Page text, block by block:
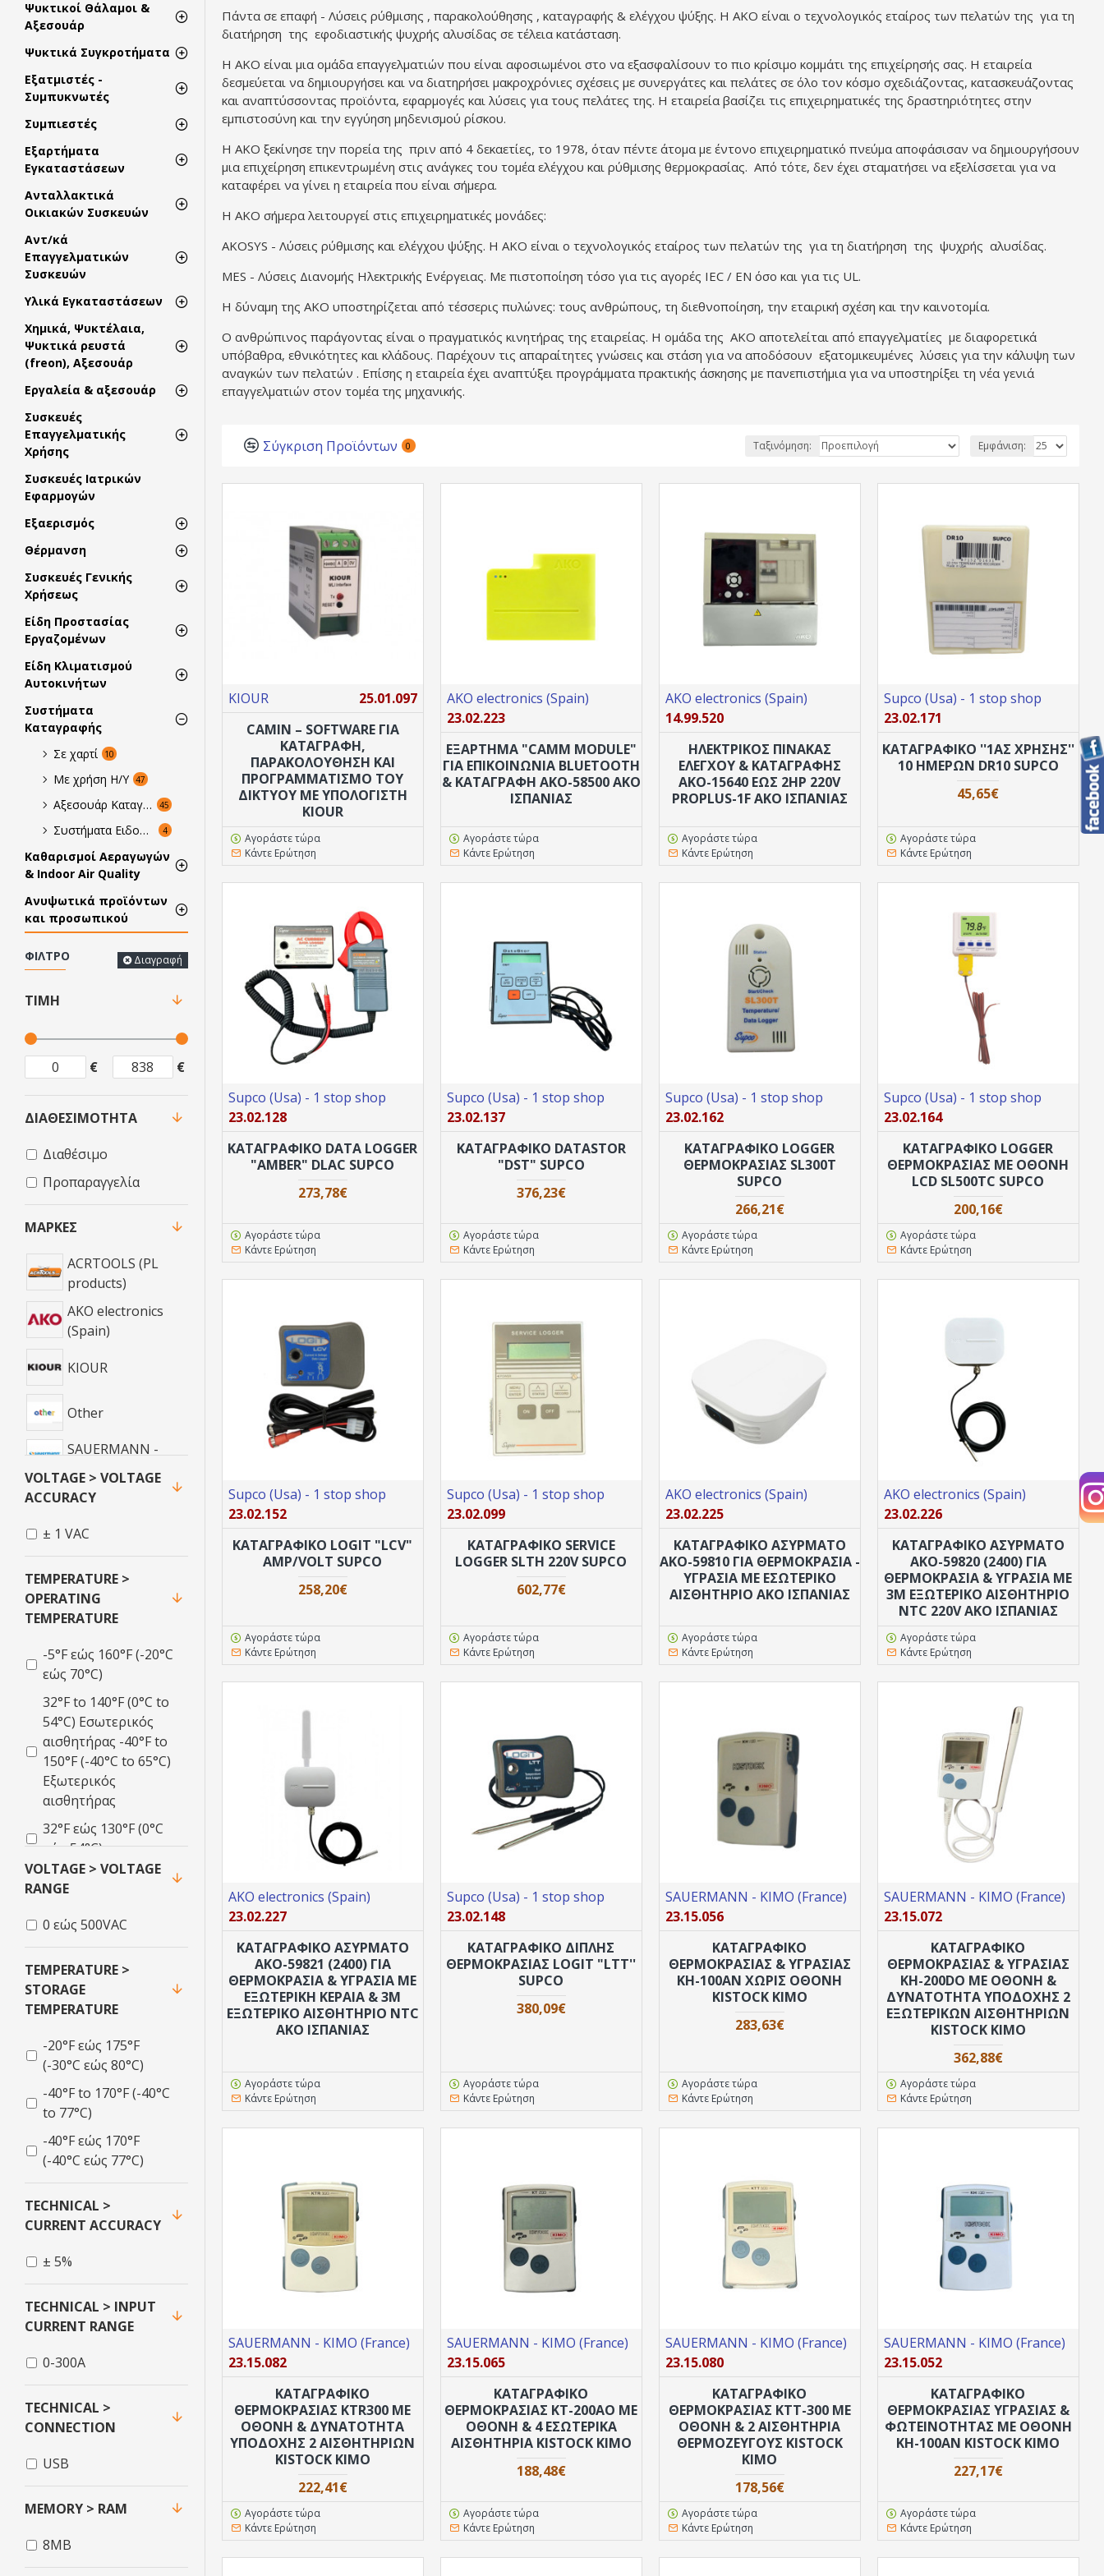
Ψυκτικοί Θάλαμοι &
Αξεσουάρ
Ψυκτικά Συγκροτήματα
Εξατμιστές -
Συμπυκνωτές
Συμπιεστές
Εξαρτήματα
Εγκαταστάσεων
Ανταλλακτικά
Οικιακών Συσκευών
Αντ/κά
Επαγγελματικών
Συσκευών
Υλικά Εγκαταστάσεων
Χημικά, Ψυκτέλαια,
Ψυκτικά ρευστά
(freon), Αξεσουάρ
Εργαλεία & αξεσουάρ
Συσκευές
Επαγγελματικής
Χρήσης
Συσκευές Ιατρικών
Εφαρμογών
Εξαερισμός
Θέρμανση
Συσκευές Γενικής
Χρήσεως
Είδη Προστασίας
Εργαζομένων
Είδη Κλιματισμού
Αυτοκινήτων
Συστήματα
Καταγραφής
Σε χαρτί
10
Με χρήση Η/Υ 47
Αξεσουάρ Καταγραφικών 45
Συστήματα Ειδοποίησης 4
Καθαρισμοί Αεραγωγών
& Indoor Air Quality
Ανυψωτικά προϊόντων
και προσωπικού
ΦΊΛΤΡΟ Διαγραφή
ΤΙΜΉ
€ €
ΜΆΡΚΕΣ
ACRTOOLS (PL
products)
AKO electronics
(Spain)
KIOUR
Other
SAUERMANN -
KIMO (France)
Supco (Usa) - 1
VOLTAGE > VOLTAGE
ACCURACY
± 1 VAC
TEMPERATURE >
OPERATING
TEMPERATURE
-5°F εώς 160°F (-20°C
εώς 70°C)
32°F to 140°F (0°C to
54°C) Εσωτερικός
αισθητήρας -40°F to
150°F (-40°C to 65°C)
Εξωτερικός
αισθητήρας
32°F εώς 130°F (0°C
εώς 54°C)
VOLTAGE > VOLTAGE
RANGE
0 εώς 500VAC
TEMPERATURE >
STORAGE
TEMPERATURE
-20°F εώς 175°F
(-30°C εώς 80°C)
-40°F to 170°F (-40°C
to 77°C)
-40°F εώς 170°F
(-40°C εώς 77°C)
TECHNICAL >
CURRENT ACCURACY
± 5%
TECHNICAL > INPUT
CURRENT RANGE
0-300A
TECHNICAL >
CONNECTION
USB
MEMORY > RAM
8MB
ΔΙΑΘΕΣΙΜΌΤΗΤΑ
Διαθέσιμο
Προπαραγγελία
Πάντα σε επαφή - Λύσεις ρύθμισης , παρακολούθησης , καταγραφής & ελέγχου ψύξης. Η AKO είναι ο τεχνολογικός εταίρος των πελaτών της για τη
διατήρηση της εφοδιαστικής ψυχρής αλυσίδας σε τέλεια κατάσταση.
Η AKO είναι μια ομάδα επαγγελματιών που είναι αφοσιωμένοι στο να εξασφαλίσουν το πιο κρίσιμο κομμάτι της επιχείρησής σας. Η εταιρεία
δεσμεύεται να δημιουργήσει και να διατηρήσει μακροχρόνιες σχέσεις με συνεργάτες και πελάτες σε όλο τον κόσμο σχεδιάζοντας, κατασκευάζοντας
και αναπτύσσοντας προϊόντα, εφαρμογές και λύσεις για τους πελάτες της. Η εταιρεία βασίζει τις επιχειρηματικές της δραστηριότητες στην
εμπιστοσύνη και την εγγύηση μηδενισμού ρίσκου.
Η AKO ξεκίνησε την πορεία της πριν από 4 δεκαετίες, το 1978, όταν πέντε άτομα με έντονο επιχειρηματικό πνεύμα αποφάσισαν να δημιουργήσουν
μια επιχείρηση επικεντρωμένη στις ανάγκες του τομέα ελέγχου και ρύθμισης θερμοκρασίας. Από τότε, δεν έχει σταματήσει να εξελίσσεται για να
καταφέρει να γίνει η εταιρεία που είναι σήμερα.
Η AKO σήμερα λειτουργεί στις επιχειρηματικές μονάδες:
AKOSYS - Λύσεις ρύθμισης και ελέγχου ψύξης. Η AKO είναι ο τεχνολογικός εταίρος των πελaτών της για τη διατήρηση της ψυχρής αλυσίδας.
MES - Λύσεις Διανομής Ηλεκτρικής Ενέργειας. Με πιστοποίηση τόσο για τις αγορές IEC / EN όσο και για τις UL.
Η δύναμη της AKO υποστηρίζεται από τέσσερις πυλώνες: τους ανθρώπους, τη διεθνοποίηση, την εταιρική σχέση και την καινοτομία.
Ο ανθρώπινος παράγοντας είναι ο πραγματικός κινητήρας της εταιρείας. Η ομάδα της AKO αποτελείται από επαγγελματίες με διαφορετικά
υπόβαθρα, εθνικότητες και κλάδους. Παρέχουν τις απαραίτητες γνώσεις και στάση για να αποδόσουν εξατομικευμένες λύσεις για την κάλυψη των
αναγκών των πελατών . Επίσης η εταιρεία έχει αναπτύξει προγράμματα πρακτικής άσκησης με πανεπιστήμια για να υποστηρίξει τη νέα γενιά
επαγγελματιών στον τομέα της μηχανικής.
Σύγκριση Προϊόντων 0 Ταξινόμηση: Εμφάνιση:
KIOUR
25.01.097
CAMIN – SOFTWARE ΓΙΑ
ΚΑΤΑΓΡΑΦΗ,
ΠΑΡΑΚΟΛΟΥΘΗΣΗ ΚΑΙ
ΠΡΟΓΡΑΜΜΑΤΙΣΜΟ ΤΟΥ
ΔΙΚΤΥΟΥ ΜΕ ΥΠΟΛΟΓΙΣΤΗ
KIOUR
Αγοράστε τώρα
Κάντε Ερώτηση
AKO electronics (Spain)
23.02.223
ΕΞΑΡΤΗΜΑ "CAMM MODULE"
ΓΙΑ ΕΠΙΚΟΙΝΩΝΊΑ BLUETOOTH
& ΚΑΤΑΓΡΑΦΉ ΑΚΟ-58500 AKO
ΙΣΠΑΝΊΑΣ
Αγοράστε τώρα
Κάντε Ερώτηση
AKO electronics (Spain)
14.99.520
ΗΛΕΚΤΡΙΚΟΣ ΠΙΝΑΚΑΣ
ΕΛΕΓΧΟΥ & ΚΑΤΑΓΡΑΦΗΣ
ΑΚΟ-15640 ΈΩΣ 2HP 220V
PROPLUS-1F AKO ΙΣΠΑΝΊΑΣ
Αγοράστε τώρα
Κάντε Ερώτηση
Supco (Usa) - 1 stop shop
23.02.171
ΚΑΤΑΓΡΑΦΙΚΟ ''1ΑΣ ΧΡΉΣΗΣ''
10 ΗΜΕΡΏΝ DR10 SUPCO
45,65€
Αγοράστε τώρα
Κάντε Ερώτηση
Supco (Usa) - 1 stop shop
23.02.128
ΚΑΤΑΓΡΑΦΙΚΟ DATA LOGGER
"AMBER" DLAC SUPCO
273,78€
Αγοράστε τώρα
Κάντε Ερώτηση
Supco (Usa) - 1 stop shop
23.02.137
ΚΑΤΑΓΡΑΦΙΚΟ DATASTOR
"DST" SUPCO
376,23€
Αγοράστε τώρα
Κάντε Ερώτηση
Supco (Usa) - 1 stop shop
23.02.162
ΚΑΤΑΓΡΑΦΙΚΟ LOGGER
ΘΕΡΜOΚΡΑΣΙΑΣ SL300T
SUPCO
266,21€
Αγοράστε τώρα
Κάντε Ερώτηση
Supco (Usa) - 1 stop shop
23.02.164
ΚΑΤΑΓΡΑΦΙΚΟ LOGGER
ΘΕΡΜOΚΡΑΣΙΑΣ ΜΕ ΟΘΟΝΗ
LCD SL500TC SUPCO
200,16€
Αγοράστε τώρα
Κάντε Ερώτηση
Supco (Usa) - 1 stop shop
23.02.152
ΚΑΤΑΓΡΑΦΙΚΟ LOGIT "LCV"
AMP/VOLT SUPCO
258,20€
Αγοράστε τώρα
Κάντε Ερώτηση
Supco (Usa) - 1 stop shop
23.02.099
ΚΑΤΑΓΡΑΦΙΚΟ SERVICE
LOGGER SLTH 220V SUPCO
602,77€
Αγοράστε τώρα
Κάντε Ερώτηση
AKO electronics (Spain)
23.02.225
ΚΑΤΑΓΡΑΦΙΚΟ ΑΣΥΡΜΑΤΟ
AKO-59810 ΓΙΑ ΘΕΡΜΟΚΡΑΣΊΑ -
ΥΓΡΑΣΊΑ ΜΕ ΕΣΩΤΕΡΙΚΌ
ΑΙΣΘΗΤΉΡΙΟ AKO ΙΣΠΑΝΊΑΣ
Αγοράστε τώρα
Κάντε Ερώτηση
AKO electronics (Spain)
23.02.226
ΚΑΤΑΓΡΑΦΙΚΟ ΑΣΥΡΜΑΤΟ
AKO-59820 (2400) ΓΙΑ
ΘΕΡΜΟΚΡΑΣΊΑ & ΥΓΡΑΣΊΑ ΜΕ
3M ΕΞΩΤΕΡΙΚΌ ΑΙΣΘΗΤΉΡΙΟ
NTC 220V AKO ΙΣΠΑΝΊΑΣ
Αγοράστε τώρα
Κάντε Ερώτηση
AKO electronics (Spain)
23.02.227
ΚΑΤΑΓΡΑΦΙΚΟ ΑΣΥΡΜΑΤΟ
AKO-59821 (2400) ΓΙΑ
ΘΕΡΜΟΚΡΑΣΊΑ & ΥΓΡΑΣΊΑ ΜΕ
ΕΞΩΤΕΡΙΚΉ ΚΕΡΑΊΑ & 3M
ΕΞΩΤΕΡΙΚΌ ΑΙΣΘΗΤΉΡΙΟ NTC
AKO ΙΣΠΑΝΊΑΣ
Αγοράστε τώρα
Κάντε Ερώτηση
Supco (Usa) - 1 stop shop
23.02.148
ΚΑΤΑΓΡΑΦΙΚΟ ΔΙΠΛΗΣ
ΘΕΡΜΟΚΡΑΣΙΑΣ LOGIT "LTT''
SUPCO
380,09€
Αγοράστε τώρα
Κάντε Ερώτηση
SAUERMANN - KIMO (France)
23.15.056
ΚΑΤΑΓΡΑΦΙΚΟ
ΘEPΜΟΚΡΑΣΙΑΣ & ΥΓΡΑΣΙΑΣ
ΚH-100AN ΧΩΡΙΣ ΟΘΟΝΗ
KISTOCK KIMO
283,63€
Αγοράστε τώρα
Κάντε Ερώτηση
SAUERMANN - KIMO (France)
23.15.072
ΚΑΤΑΓΡΑΦΙΚΟ
ΘEPΜΟΚΡΑΣΙΑΣ & ΥΓΡΑΣΙΑΣ
ΚH-200DO ΜΕ ΟΘΌΝΗ &
ΔΥΝΑΤΌΤΗΤΑ ΥΠΟΔΟΧΉΣ 2
ΕΞΩΤΕΡΙΚΏΝ ΑΙΣΘΗΤΗΡΊΩΝ
KISTOCK KIMO
362,88€
Αγοράστε τώρα
Κάντε Ερώτηση
SAUERMANN - KIMO (France)
23.15.082
ΚΑΤΑΓΡΑΦΙΚΟ
ΘEPΜΟΚΡΑΣΙΑΣ KTR300 ΜΕ
ΟΘΌΝΗ & ΔΥΝΑΤΌΤΗΤΑ
ΥΠΟΔΟΧΉΣ 2 ΑΙΣΘΗΤΗΡΊΩΝ
KISTOCK KIMO
222,41€
Αγοράστε τώρα
Κάντε Ερώτηση
SAUERMANN - KIMO (France)
23.15.065
ΚΑΤΑΓΡΑΦΙΚΟ
ΘEPΜΟΚΡΑΣΙΑΣ ΚT-200AO ΜΕ
ΟΘΟΝΗ & 4 ΕΣΩΤΕΡΙΚΆ
ΑΙΣΘΗΤΉΡΙΑ KISTOCK KIMO
188,48€
Αγοράστε τώρα
Κάντε Ερώτηση
SAUERMANN - KIMO (France)
23.15.080
ΚΑΤΑΓΡΑΦΙΚΟ
ΘEPΜΟΚΡΑΣΙΑΣ ΚΤΤ-300 ΜΕ
ΟΘΌΝΗ & 2 ΑΙΣΘΗΤΉΡΙΑ
ΘΕΡΜΟΖΕΎΓΟΥΣ KISTOCK
KIMO
178,56€
Αγοράστε τώρα
Κάντε Ερώτηση
SAUERMANN - KIMO (France)
23.15.052
ΚΑΤΑΓΡΑΦΙΚΟ
ΘEPΜΟΚΡΑΣΙΑΣ ΥΓΡΑΣΙΑΣ &
ΦΩΤΕΙΝΟΤΗΤΑΣ ΜΕ ΟΘΟΝΗ
ΚH-100AN KISTOCK KIMO
227,17€
Αγοράστε τώρα
Κάντε Ερώτηση